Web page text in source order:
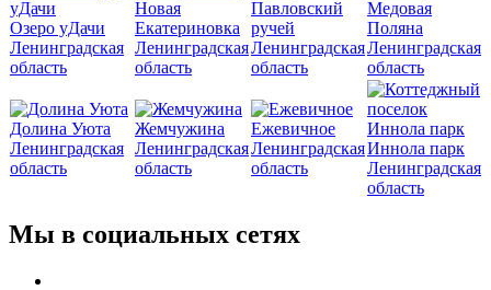
Озеро уДачи
Ленинградская
область
Новая
Екатериновка
Ленинградская
область
Павловский
ручей
Ленинградская
область
Медовая
Поляна
Ленинградская
область
Долина Уюта
Ленинградская
область
Жемчужина
Ленинградская
область
Ежевичное
Ленинградская
область
Иннола парк
Ленинградская
область
Мы в социальных сетях